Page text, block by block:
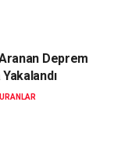
Deprem
Yakalandı